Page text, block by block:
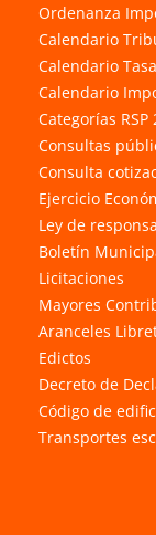
Ordenanza
Calendario
Calendario
Calendario
Categorías RSP
Consultas
Consulta
Ejercicio
Ley de
Boletín
Licitaciones
Mayores
Aranceles
Edictos
Decreto de
Código de
Transportes